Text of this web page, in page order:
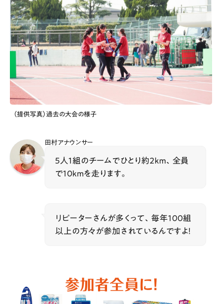
（提供写真）過去の大会の様子
田村アナウンサー
5人1組のチームでひとり約2km、全員
で10kmを走ります。
リピーターさんが多くって、毎年100組
以上の方々が参加されているんですよ！